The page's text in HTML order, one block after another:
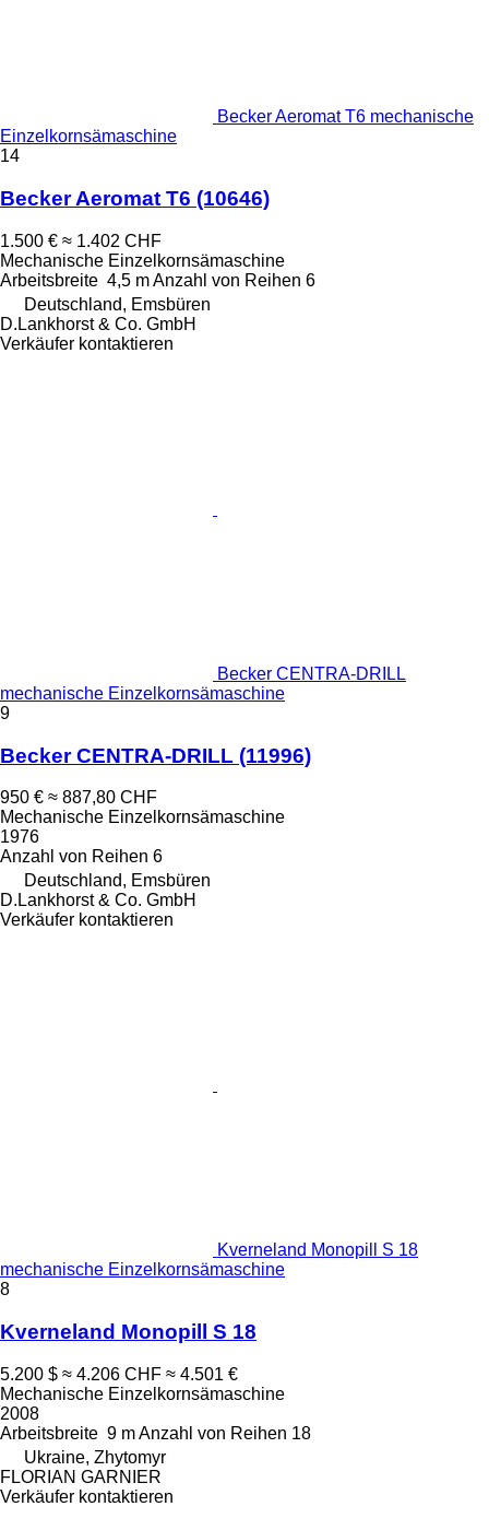
Becker Aeromat T6 mechanische
Einzelkornsämaschine
14
Becker Aeromat T6 (10646)
1.500 € ≈ 1.402 CHF
Mechanische Einzelkornsämaschine
Arbeitsbreite 4,5 mAnzahl von Reihen 6
Deutschland, Emsbüren
D.Lankhorst & Co. GmbH
Verkäufer kontaktieren
Becker CENTRA-DRILL
mechanische Einzelkornsämaschine
9
Becker CENTRA-DRILL (11996)
950 € ≈ 887,80 CHF
Mechanische Einzelkornsämaschine
1976
Anzahl von Reihen 6
Deutschland, Emsbüren
D.Lankhorst & Co. GmbH
Verkäufer kontaktieren
Kverneland Monopill S 18
mechanische Einzelkornsämaschine
8
Kverneland Monopill S 18
5.200 $ ≈ 4.206 CHF ≈ 4.501 €
Mechanische Einzelkornsämaschine
2008
Arbeitsbreite 9 mAnzahl von Reihen 18
Ukraine, Zhytomyr
FLORIAN GARNIER
Verkäufer kontaktieren